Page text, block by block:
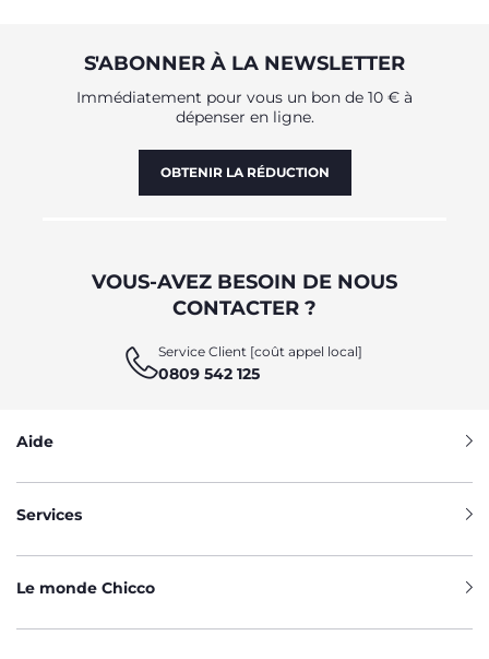
S'ABONNER À LA NEWSLETTER
Immédiatement pour vous un bon de 10 € à
dépenser en ligne.
OBTENIR LA RÉDUCTION
VOUS-AVEZ BESOIN DE NOUS
CONTACTER ?
Service Client [coût appel local]
0809 542 125
Aide
Services
Le monde Chicco